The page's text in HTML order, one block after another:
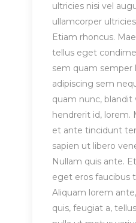
ultricies nisi vel
ullamcorper
Etiam rhoncus.
tellus eget
sem quam semper
adipiscing sem
quam nunc, blandit
hendrerit id, lorem.
et ante tincidunt
sapien ut libero
Nullam quis ante.
eget eros faucibus
Aliquam lorem
quis, feugiat a,